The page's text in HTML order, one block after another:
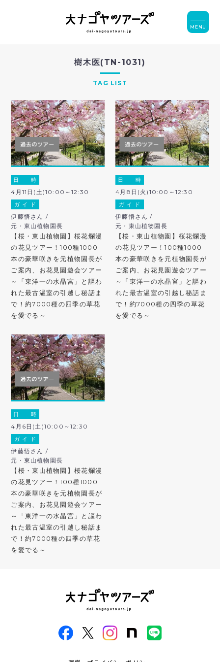
樹木医(TN-1031)
TAG LIST
日 時
4月11日(土)10:00～12:30
ガ イ ド
伊藤悟さん /
元・東山植物園長
【桜・東山植物園】桜花爛漫
の花見ツアー！100種1000
本の豪華咲きを元植物園長が
ご案内、お花見園遊会ツアー
～「東洋一の水晶宮」と謳わ
れた最古温室の引越し秘話ま
で！約7000種の四季の草花
を愛でる～
日 時
4月8日(火)10:00～12:30
ガ イ ド
伊藤悟さん /
元・東山植物園長
【桜・東山植物園】桜花爛漫
の花見ツアー！100種1000
本の豪華咲きを元植物園長が
ご案内、お花見園遊会ツアー
～「東洋一の水晶宮」と謳わ
れた最古温室の引越し秘話ま
で！約7000種の四季の草花
を愛でる～
日 時
4月6日(土)10:00～12:30
ガ イ ド
伊藤悟さん /
元・東山植物園長
【桜・東山植物園】桜花爛漫
の花見ツアー！100種1000
本の豪華咲きを元植物園長が
ご案内、お花見園遊会ツアー
～「東洋一の水晶宮」と謳わ
れた最古温室の引越し秘話ま
で！約7000種の四季の草花
を愛でる～
MENU